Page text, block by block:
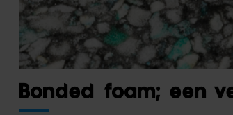
Bonded foam; een